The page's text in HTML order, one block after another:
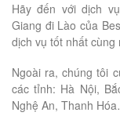
Hãy đến với dịch
Giang đi Lào của
dịch vụ tốt nhất cùng
Ngoài ra, chúng tôi
các tỉnh: Hà Nội,
Nghệ An, Thanh